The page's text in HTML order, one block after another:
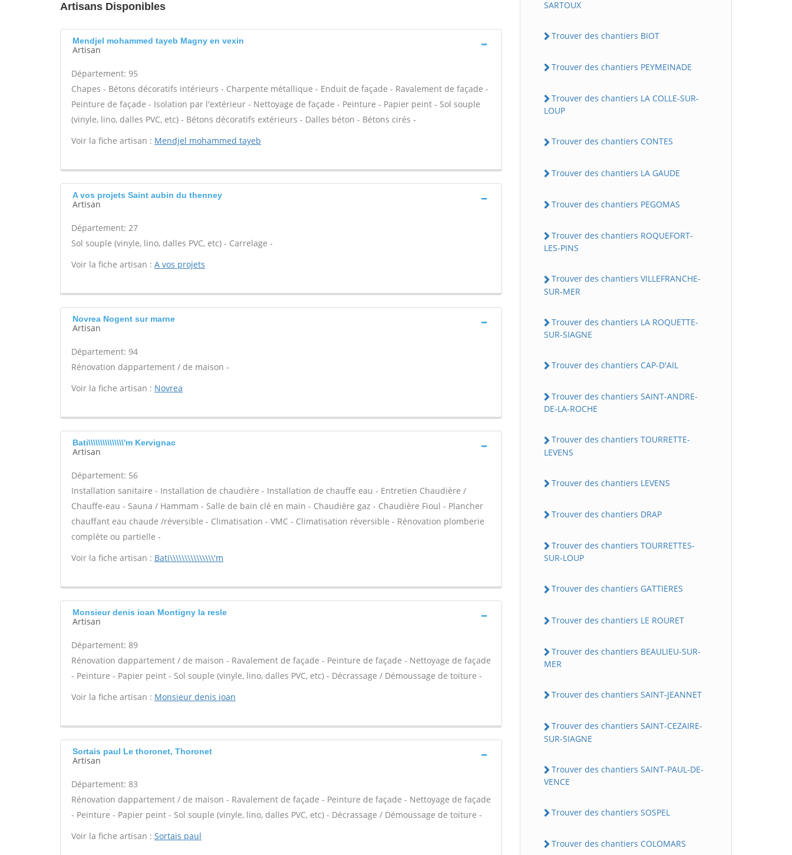
Artisans Disponibles
Mendjel mohammed tayeb Magny en vexin
Artisan
Département: 95
Chapes - Bétons décoratifs intérieurs - Charpente métallique - Enduit de façade - Ravalement de façade -
Peinture de façade - Isolation par l'extérieur - Nettoyage de façade - Peinture - Papier peint - Sol souple
(vinyle, lino, dalles PVC, etc) - Bétons décoratifs extérieurs - Dalles béton - Bétons cirés -
Voir la fiche artisan : Mendjel mohammed tayeb
A vos projets Saint aubin du thenney
Artisan
Département: 27
Sol souple (vinyle, lino, dalles PVC, etc) - Carrelage -
Voir la fiche artisan : A vos projets
Novrea Nogent sur marne
Artisan
Département: 94
Rénovation dappartement / de maison -
Voir la fiche artisan : Novrea
Bati\\\\\\\\\\\\\\\'m Kervignac
Artisan
Département: 56
Installation sanitaire - Installation de chaudière - Installation de chauffe eau - Entretien Chaudière /
Chauffe-eau - Sauna / Hammam - Salle de bain clé en main - Chaudière gaz - Chaudière Fioul - Plancher
chauffant eau chaude /réversible - Climatisation - VMC - Climatisation réversible - Rénovation plomberie
complète ou partielle -
Voir la fiche artisan : Bati\\\\\\\\\\\\\\\'m
Monsieur denis ioan Montigny la resle
Artisan
Département: 89
Rénovation dappartement / de maison - Ravalement de façade - Peinture de façade - Nettoyage de façade
- Peinture - Papier peint - Sol souple (vinyle, lino, dalles PVC, etc) - Décrassage / Démoussage de toiture -
Voir la fiche artisan : Monsieur denis ioan
Sortais paul Le thoronet, Thoronet
Artisan
Département: 83
Rénovation dappartement / de maison - Ravalement de façade - Peinture de façade - Nettoyage de façade
- Peinture - Papier peint - Sol souple (vinyle, lino, dalles PVC, etc) - Décrassage / Démoussage de toiture -
Voir la fiche artisan : Sortais paul
SARTOUX
Trouver des chantiers BIOT
Trouver des chantiers PEYMEINADE
Trouver des chantiers LA COLLE-SUR-
LOUP
Trouver des chantiers CONTES
Trouver des chantiers LA GAUDE
Trouver des chantiers PEGOMAS
Trouver des chantiers ROQUEFORT-
LES-PINS
Trouver des chantiers VILLEFRANCHE-
SUR-MER
Trouver des chantiers LA ROQUETTE-
SUR-SIAGNE
Trouver des chantiers CAP-D'AIL
Trouver des chantiers SAINT-ANDRE-
DE-LA-ROCHE
Trouver des chantiers TOURRETTE-
LEVENS
Trouver des chantiers LEVENS
Trouver des chantiers DRAP
Trouver des chantiers TOURRETTES-
SUR-LOUP
Trouver des chantiers GATTIERES
Trouver des chantiers LE ROURET
Trouver des chantiers BEAULIEU-SUR-
MER
Trouver des chantiers SAINT-JEANNET
Trouver des chantiers SAINT-CEZAIRE-
SUR-SIAGNE
Trouver des chantiers SAINT-PAUL-DE-
VENCE
Trouver des chantiers SOSPEL
Trouver des chantiers COLOMARS